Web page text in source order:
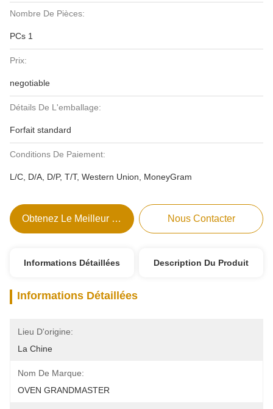
Nombre De Pièces:
PCs 1
Prix:
negotiable
Détails De L'emballage:
Forfait standard
Conditions De Paiement:
L/C, D/A, D/P, T/T, Western Union, MoneyGram
Obtenez Le Meilleur Prix Nous Contacter
Informations Détaillées Description Du Produit
Informations Détaillées
Lieu D'origine:
La Chine
Nom De Marque:
OVEN GRANDMASTER